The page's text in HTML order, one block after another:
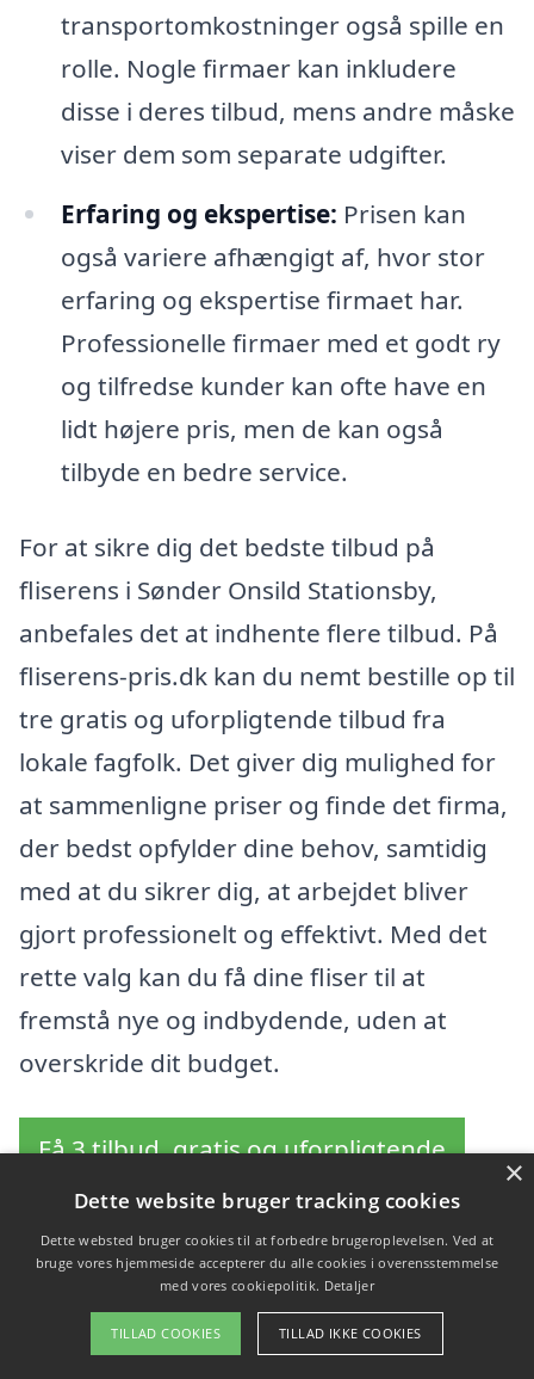
transportomkostninger også spille en
rolle. Nogle firmaer kan inkludere
disse i deres tilbud, mens andre måske
viser dem som separate udgifter.
Erfaring og ekspertise: Prisen kan
også variere afhængigt af, hvor stor
erfaring og ekspertise firmaet har.
Professionelle firmaer med et godt ry
og tilfredse kunder kan ofte have en
lidt højere pris, men de kan også
tilbyde en bedre service.
For at sikre dig det bedste tilbud på
fliserens i Sønder Onsild Stationsby,
anbefales det at indhente flere tilbud. På
fliserens-pris.dk kan du nemt bestille op til
tre gratis og uforpligtende tilbud fra
lokale fagfolk. Det giver dig mulighed for
at sammenligne priser og finde det firma,
der bedst opfylder dine behov, samtidig
med at du sikrer dig, at arbejdet bliver
gjort professionelt og effektivt. Med det
rette valg kan du få dine fliser til at
fremstå nye og indbydende, uden at
overskride dit budget.
Få 3 tilbud, gratis og uforpligtende
Oversigt over firmaer
der tilbyder fliserens i
×
Dette website bruger tracking cookies
Dette websted bruger cookies til at forbedre brugeroplevelsen. Ved at
bruge vores hjemmeside accepterer du alle cookies i overensstemmelse
med vores cookiepolitik. Detaljer
TILLAD COOKIES TILLAD IKKE COOKIES